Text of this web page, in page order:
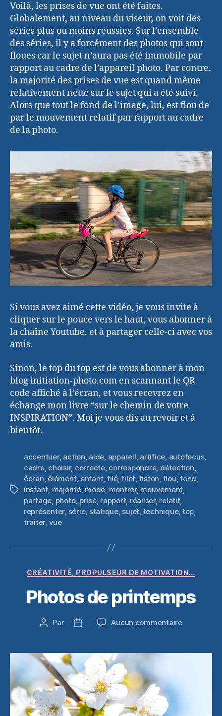
Voilà, les prises de vue ont été faites.
Globalement, au niveau du viseur, on voit des
séries plus ou moins réussies. Sur l’ensemble
des séries, il y a forcément des photos qui sont
floues car le sujet n’aura pas été immobile par
rapport au cadre de l’appareil photo. Par contre,
la majorité des prises de vue est quand même
relativement nette sur le sujet qui a été suivi.
Alors que tout le fond de l’image, lui, est flou de
par le mouvement relatif par rapport au cadre
de la photo.
Si vous avez aimé cette vidéo, je vous invite à
cliquer sur le pouce vers le haut, vous abonner à
la chaîne Youtube, et à partager celle-ci avec vos
amis.
Sinon, le top du top est de vous abonner à mon
blog initiation-photo.com en scannant le QR
code affiché à l’écran, et vous recevrez en
échange mon livre “sur le chemin de votre
INSPIRATION”. Moi je vous dis au revoir et à
bientôt.
Étiquettes
accentuer, action aide appareil artifice autofocus,
cadre, choisir, correcte, correspondre, détection
écran élément, enfant, filé,filet fiston flou ,fond
instant majorité, mode montrer, mouvement
partage photo, prise, rapport, réaliser, relatif,
représenter, série, statique, sujet technique, top
traiter, vue
Catégories
CRÉATIVITÉ, PROPULSEUR DE MOTIVATION...
Photos de printemps
Auteur
Par
Date
Aucun commentairesur
printemps